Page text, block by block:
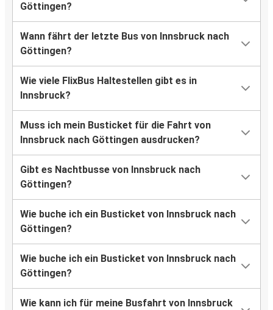
Göttingen?
Wann fährt der letzte Bus von Innsbruck nach
Göttingen?
Wie viele FlixBus Haltestellen gibt es in
Innsbruck?
Muss ich mein Busticket für die Fahrt von
Innsbruck nach Göttingen ausdrucken?
Gibt es Nachtbusse von Innsbruck nach
Göttingen?
Wie buche ich ein Busticket von Innsbruck nach
Göttingen?
Wie buche ich ein Busticket von Innsbruck nach
Göttingen?
Wie kann ich für meine Busfahrt von Innsbruck